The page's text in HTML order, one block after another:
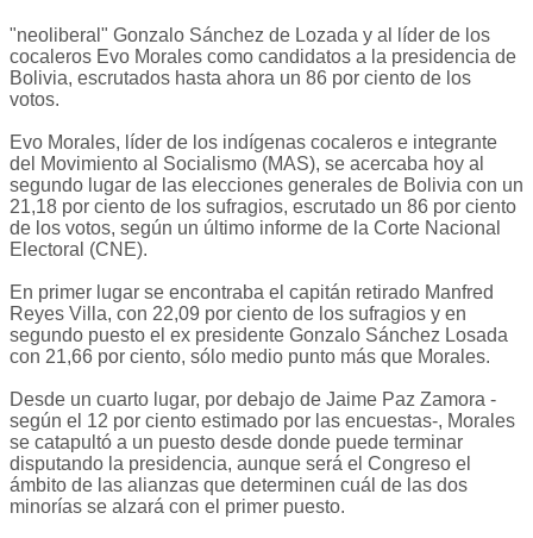
"neoliberal" Gonzalo Sánchez de Lozada y al líder de los
cocaleros Evo Morales como candidatos a la presidencia de
Bolivia, escrutados hasta ahora un 86 por ciento de los
votos.
Evo Morales, líder de los indígenas cocaleros e integrante
del Movimiento al Socialismo (MAS), se acercaba hoy al
segundo lugar de las elecciones generales de Bolivia con un
21,18 por ciento de los sufragios, escrutado un 86 por ciento
de los votos, según un último informe de la Corte Nacional
Electoral (CNE).
En primer lugar se encontraba el capitán retirado Manfred
Reyes Villa, con 22,09 por ciento de los sufragios y en
segundo puesto el ex presidente Gonzalo Sánchez Losada
con 21,66 por ciento, sólo medio punto más que Morales.
Desde un cuarto lugar, por debajo de Jaime Paz Zamora -
según el 12 por ciento estimado por las encuestas-, Morales
se catapultó a un puesto desde donde puede terminar
disputando la presidencia, aunque será el Congreso el
ámbito de las alianzas que determinen cuál de las dos
minorías se alzará con el primer puesto.